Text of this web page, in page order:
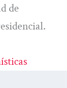
de